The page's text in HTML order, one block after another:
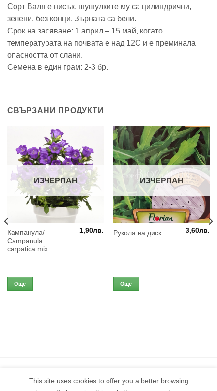
Сорт Валя е нисък, шушулките му са цилиндрични,
зелени, без конци. Зърната са бели.
Срок на засяване: 1 април – 15 май, когато
температурата на почвата е над 12С и е преминала
опасността от слани.
Семена в един грам: 2-3 бр.
СВЪРЗАНИ ПРОДУКТИ
ИЗЧЕРПАН
Кампанула/
Campanula
carpatica mix
1,90лв.
Още
ИЗЧЕРПАН
Рукола на диск 3,60лв.
Още
This site uses cookies to offer you a better browsing